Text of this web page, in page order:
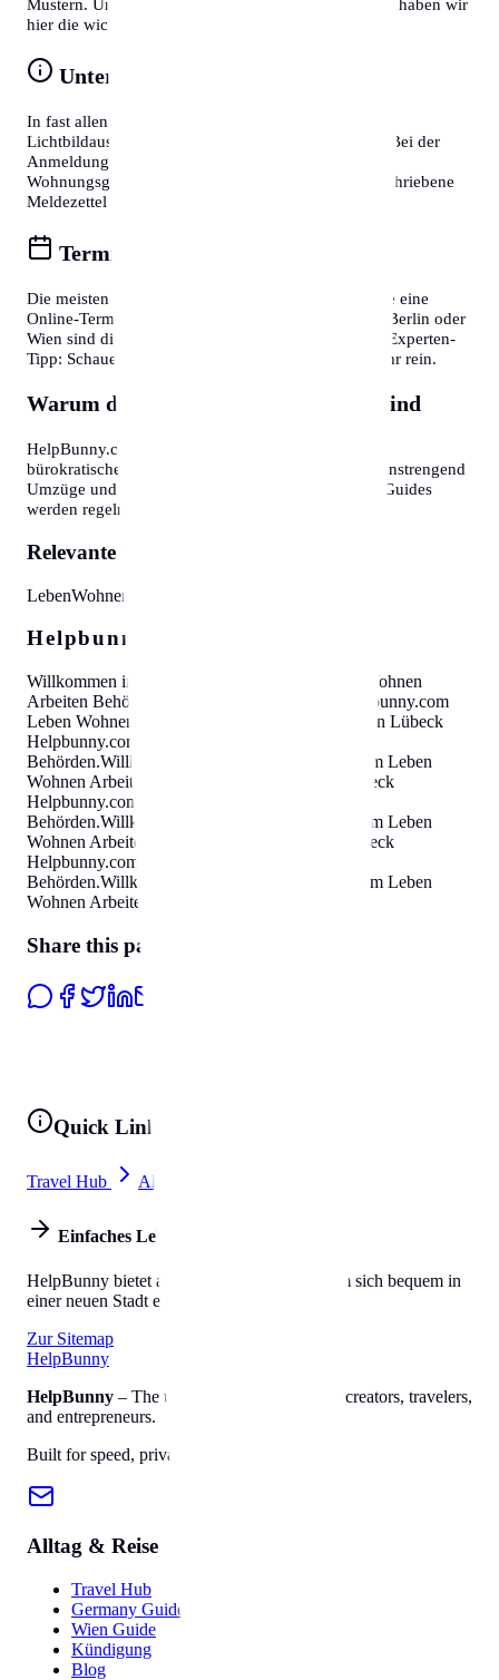
Mustern. Um Zeit zu sparen und Frust zu vermeiden, haben wir
hier die wichtigsten Tipps für Sie zusammengefasst:
Unterlagen vorbereiten
In fast allen Fällen benötigen Sie einen gültigen
Lichtbildausweis (Reisepass oder Personalausweis). Bei der
Anmeldung eines Wohnsitzes ist zudem die
Wohnungsgeberbestätigung (in DE) bzw. der unterschriebene
Meldezettel (in AT) zwingend erforderlich.
Termine online buchen
Die meisten Bürgerservice-Stellen bieten mittlerweile eine
Online-Terminvereinbarung an. In Großstädten wie Berlin oder
Wien sind diese oft Wochen im Voraus ausgebucht. Experten-
Tipp: Schauen Sie morgens gegen 7:30 oder 8:00 Uhr rein.
Warum diese Informationen wichtig sind
HelpBunny.com hat es sich zur Aufgabe gemacht,
bürokratische Hürden abzubauen. Wir wissen, wie anstrengend
Umzüge und Behördengänge sein können. Unsere Guides
werden regelmäßig aktualisiert.
Relevante Themen:
LebenWohnen
Helpbunny.com SEO Cloud
Willkommen in Lübeck
Leben Wohnen
Arbeiten Behörden
Helpbunny.com
Leben Wohnen Arbeiten Behörden
Willkommen in Lübeck
Helpbunny.com
Behörden.Willkommen in Lübeck Helpbunny.com Leben
Wohnen Arbeiten Behörden
Willkommen in Lübeck
Helpbunny.com
Behörden.Willkommen in Lübeck Helpbunny.com Leben
Wohnen Arbeiten Behörden
Willkommen in Lübeck
Helpbunny.com
Behörden.Willkommen in Lübeck Helpbunny.com Leben
Wohnen Arbeiten Behörden
Share this page
Quick Links
Travel Hub All Tools
Einfaches Leben
HelpBunny bietet alles, was Sie brauchen, um sich bequem in
einer neuen Stadt einzuleben.
Zur Sitemap
HelpBunny
HelpBunny – The ultimate digital toolkit for creators, travelers,
and entrepreneurs.
Built for speed, privacy, and ease of use.
Alltag & Reise
Travel Hub
Germany Guide
Wien Guide
Kündigung
Blog